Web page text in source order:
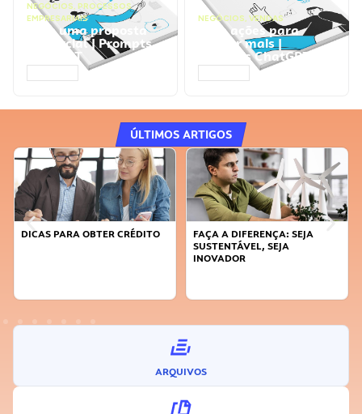
NEGÓCIOS, PROCESSOS
EMPRESARIAIS
Faça uma proposta
comercial | Prompts
ChatGPT
NEGÓCIOS, VENDAS
Faça ações para
vender mais |
Prompts ChatGPT
ÚLTIMOS ARTIGOS
DICAS PARA OBTER CRÉDITO
FAÇA A DIFERENÇA: SEJA
SUSTENTÁVEL, SEJA
INOVADOR
ARQUIVOS